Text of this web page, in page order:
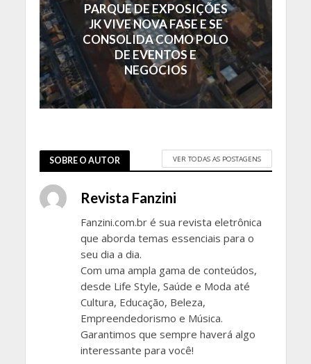
PARQUE DE EXPOSIÇÕES
JK VIVE NOVA FASE E SE
CONSOLIDA COMO POLO
DE EVENTOS E
NEGÓCIOS
SOBRE O AUTOR VER TODAS AS POSTAGENS
Revista Fanzini
Fanzini.com.br é sua revista eletrônica
que aborda temas essenciais para o
seu dia a dia.
Com uma ampla gama de conteúdos,
desde Life Style, Saúde e Moda até
Cultura, Educação, Beleza,
Empreendedorismo e Música.
Garantimos que sempre haverá algo
interessante para você!